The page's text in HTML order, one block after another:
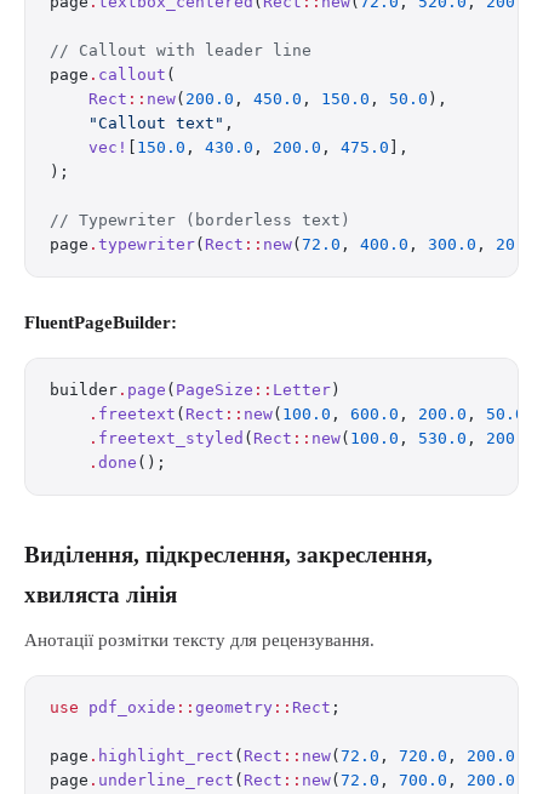
// Callout with leader line
page . callout (
    Rect
:: new( 200.0 , 450.0 , 150.0 , 50.0 ),
    "Callout text"
,
    vec!
150.0 , 430.0 , 200.0 , 475.0 ],
);
// Typewriter (borderless text)
page . typewriter( Rect :: new( 72.0 , 400.0 , 300.0 , 20.0
FluentPageBuilder:
builder . page ( PageSize :: Letter )
    .
freetext ( Rect :: new( 100.0 , 600.0 , 200.0 , 50.0
    .
freetext_styled ( Rect :: new( 100.0 , 530.0 , 200.0
    .
done ();
Виділення, підкреслення, закреслення,
хвиляста лінія
Анотації розмітки тексту для рецензування.
use pdf_oxide :: geometry :: Rect ;
page . highlight_rect ( Rect :: new( 72.0 , 720.0 , 200.0
page . underline_rect ( Rect :: new( 72.0 , 700.0 , 200.0